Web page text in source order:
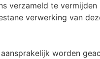
verzameld te vermijden
verwerking van
worden